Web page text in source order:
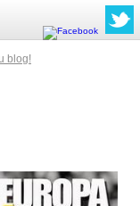
blog!